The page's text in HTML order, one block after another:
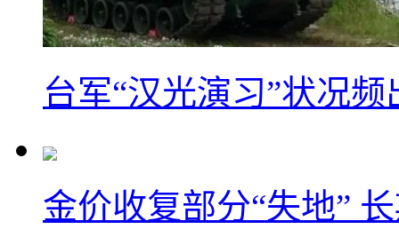
台军“汉光演习”状况
金价收复部分“失地”